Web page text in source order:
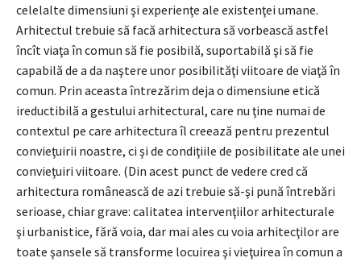
celelalte dimensiuni şi experienţe ale existenţei umane.
Arhitectul trebuie să facă arhitectura să vorbească astfel
încît viaţa în comun să fie posibilă, suportabilă şi să fie
capabilă de a da naştere unor posibilităţi viitoare de viaţă în
comun. Prin aceasta întrezărim deja o dimensiune etică
ireductibilă a gestului arhitectural, care nu ţine numai de
contextul pe care arhitectura îl creează pentru prezentul
convieţuirii noastre, ci şi de condiţiile de posibilitate ale unei
convieţuiri viitoare. (Din acest punct de vedere cred că
arhitectura românească de azi trebuie să-şi pună întrebări
serioase, chiar grave: calitatea intervenţiilor arhitecturale
şi urbanistice, fără voia, dar mai ales cu voia arhitecţilor are
toate şansele să transforme locuirea şi vieţuirea în comun a